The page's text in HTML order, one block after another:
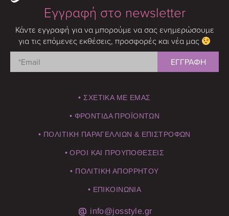
Εγγραφή στο newsletter
Κάντε εγγραφή για να μπορούμε να σας ενημερώσουμε
για τις επόμενες εκθέσεις, προσφορές και νέα μας
• ΣΧΕΤΙΚΑ ΜΕ ΕΜΑΣ
• ΦΡΟΝΤΙΔΑ ΠΡΟΪΟΝΤΩΝ
• ΠΟΛΙΤΙΚΗ ΠΑΡΑΓΕΛΛΙΩΝ & ΕΠΙΣΤΡΟΦΩΝ
• ΟΡΟΙ ΚΑΙ ΠΡΟΥΠΟΘΕΣΕΙΣ
• ΠΟΛΙΤΙΚΗ ΑΠΟΡΡΗΤΟΥ
• ΕΠΙΚΟΙΝΩΝΙΑ
info@josstyle.gr